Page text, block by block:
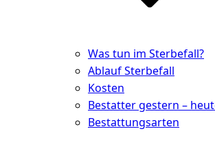
Was tun im Sterbefall?
Ablauf Sterbefall
Kosten
Bestatter gestern –
Bestattungsarten